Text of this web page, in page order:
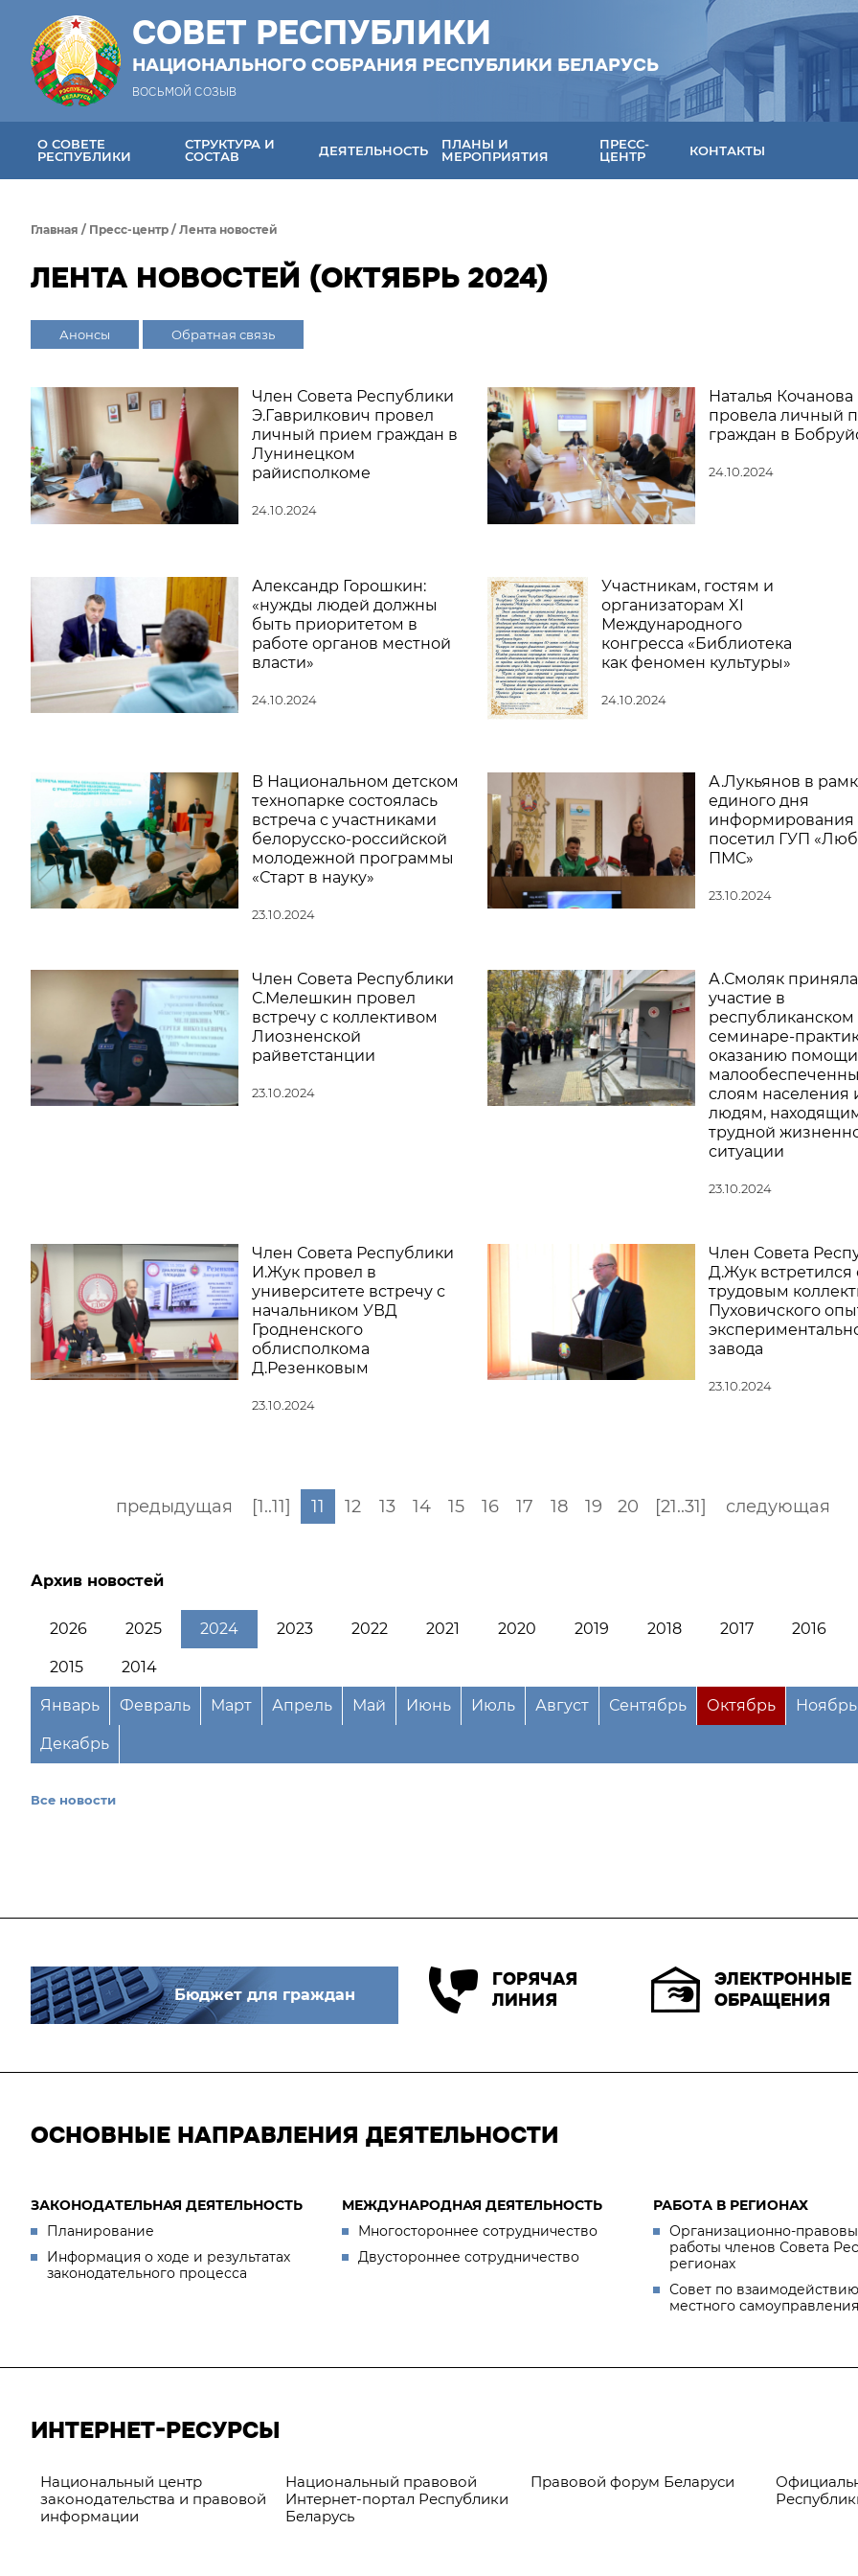
СОВЕТ РЕСПУБЛИКИ
НАЦИОНАЛЬНОГО СОБРАНИЯ РЕСПУБЛИКИ БЕЛАРУСЬ
ВОСЬМОЙ СОЗЫВ
О СОВЕТЕ
РЕСПУБЛИКИ
СТРУКТУРА И
СОСТАВ
ДЕЯТЕЛЬНОСТЬ
ПЛАНЫ И
МЕРОПРИЯТИЯ
ПРЕСС-
ЦЕНТР
КОНТАКТЫ
Главная / Пресс-центр / Лента новостей
ЛЕНТА НОВОСТЕЙ (ОКТЯБРЬ 2024)
Анонсы Обратная связь
Член Совета Республики
Э.Гаврилкович провел
личный прием граждан в
Лунинецком
райисполкоме
24.10.2024
Наталья Кочанова
провела личный
граждан в
24.10.2024
Александр Горошкин:
«нужды людей должны
быть приоритетом в
работе органов местной
власти»
24.10.2024
Участникам, гостям и
организаторам XI
Международного
конгресса «Библиотека
как феномен культуры»
24.10.2024
В Национальном детском
технопарке состоялась
встреча с участниками
белорусско-российской
молодежной программы
«Старт в науку»
23.10.2024
А.Лукьянов в
единого дня
информирования
посетил ГУП
ПМС»
23.10.2024
Член Совета Республики
С.Мелешкин провел
встречу с коллективом
Лиозненской
райветстанции
23.10.2024
А.Смоляк приняла
участие в
республиканском
семинаре-
оказанию помощи
слоям населения
людям,
трудной
ситуации
23.10.2024
Член Совета Республики
И.Жук провел в
университете встречу с
начальником УВД
Гродненского
облисполкома
Д.Резенковым
23.10.2024
Член Совета
Д.Жук встретился
трудовым
Пуховичского
завода
23.10.2024
предыдущая [1..11] 11 12 13 14 15 16 17 18 19 20 [21..31] следующая
Архив новостей
2026 2025 2024 2023 2022 2021 2020 2019 2018 2017 2016
2015 2014
Январь Февраль Март Апрель Май Июнь Июль Август Сентябрь Октябрь Ноябрь
Декабрь
Все новости
Бюджет для граждан
ГОРЯЧАЯ
ЛИНИЯ
ЭЛЕКТРОННЫЕ
ОБРАЩЕНИЯ
ОСНОВНЫЕ НАПРАВЛЕНИЯ ДЕЯТЕЛЬНОСТИ
ЗАКОНОДАТЕЛЬНАЯ ДЕЯТЕЛЬНОСТЬ
Планирование
Информация о ходе и результатах
законодательного процесса
МЕЖДУНАРОДНАЯ ДЕЯТЕЛЬНОСТЬ
Многостороннее сотрудничество
Двустороннее сотрудничество
РАБОТА В РЕГИОНАХ
Организационно-
работы членов Совета
регионах
Совет по
местного самоуправления
ИНТЕРНЕТ-РЕСУРСЫ
Национальный центр
законодательства и правовой
информации
Национальный правовой
Интернет-портал Республики
Беларусь
Правовой форум Беларуси